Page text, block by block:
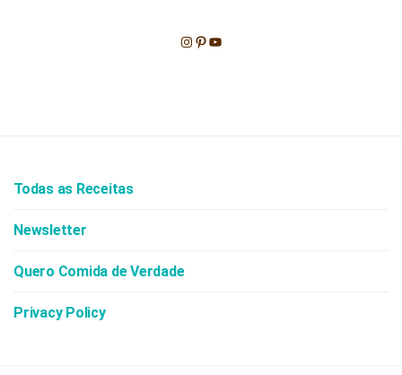
Instagram
Pinterest
Youtube
Todas as Receitas
Newsletter
Quero Comida de Verdade
Privacy Policy